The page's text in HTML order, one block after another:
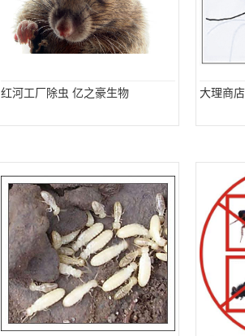
红河工厂除虫 亿之豪生物 大理商